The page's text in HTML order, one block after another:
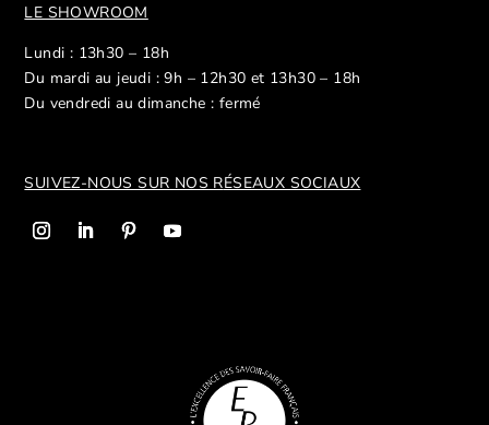
LE SHOWROOM
Lundi : 13h30 – 18h
Du mardi au jeudi : 9h – 12h30 et 13h30 – 18h
Du vendredi au dimanche : fermé
SUIVEZ-NOUS SUR NOS RÉSEAUX SOCIAUX